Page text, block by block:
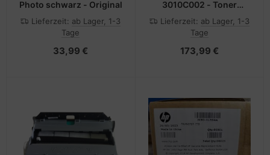
Photo schwarz - Original
Lieferzeit: ab Lager, 1-3
Tage
33,99 €
3010C002 - Toner
ImageCLASS MF449x; i-
SENSYS LBP223dw
MF443dw MF445dw
Lieferzeit: ab Lager, 1-3
Tage
173,99 €